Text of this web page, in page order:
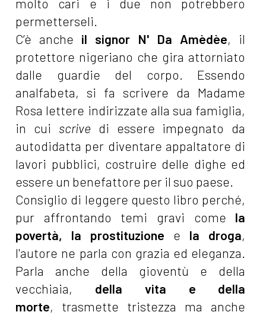
molto cari e i due non potrebbero
permetterseli.
C’è anche il signor N' Da Amèdèe, il
protettore nigeriano che gira attorniato
dalle guardie del corpo. Essendo
analfabeta, si fa scrivere da Madame
Rosa lettere indirizzate alla sua famiglia,
in cui scrive di essere impegnato da
autodidatta per diventare appaltatore di
lavori pubblici, costruire delle dighe ed
essere un benefattore per il suo paese.
Consiglio di leggere questo libro perché,
pur affrontando temi gravi come la
povertà, la prostituzione e la droga,
l'autore ne parla con grazia ed eleganza.
Parla anche della gioventù e della
vecchiaia, della vita e della
morte, trasmette tristezza ma anche